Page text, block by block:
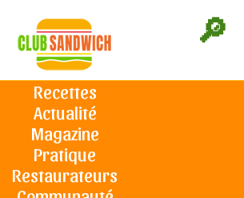
🔎
Recettes
Actualité
Magazine
Pratique
Restaurateurs
sur l'article "L'histoire
du banh mi" :
: